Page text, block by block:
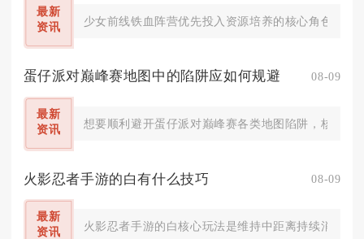
最新
资讯
少女前线铁血阵营优先投入资源培养的核心角色为
蛋仔派对巅峰赛地图中的陷阱应如何规避 08-09
最新
资讯
想要顺利避开蛋仔派对巅峰赛各类地图陷阱，核心
火影忍者手游的白有什么技巧 08-09
最新
资讯
火影忍者手游的白核心玩法是维持中距离持续消耗